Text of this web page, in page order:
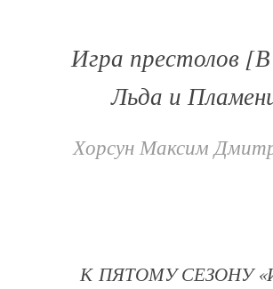
Игра престолов
Льда и
Хорсун Максим
К ПЯТОМУ СЕЗОНУ